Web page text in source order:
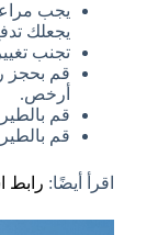
يجب
يجعلك
تجنب
قم بحجز
أرخص.
قم
قم
اقرأ أيضًا: رابط